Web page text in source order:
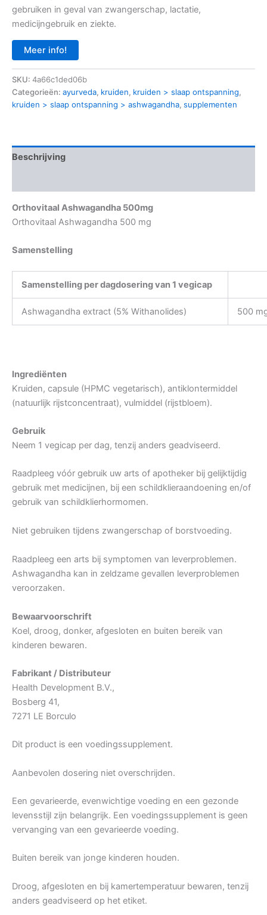
gebruiken in geval van zwangerschap, lactatie,
medicijngebruik en ziekte.
Meer info!
SKU: 4a66c1ded06b
Categorieën: ayurveda, kruiden, kruiden > slaap ontspanning,
kruiden > slaap ontspanning > ashwagandha, supplementen
Beschrijving
Orthovitaal Ashwagandha 500mg
Orthovitaal Ashwagandha 500 mg
Samenstelling
Samenstelling per dagdosering van 1 vegicap
Ashwagandha extract (5% Withanolides) 500
Ingrediënten
Kruiden, capsule (HPMC vegetarisch), antiklontermiddel
(natuurlijk rijstconcentraat), vulmiddel (rijstbloem).
Gebruik
Neem 1 vegicap per dag, tenzij anders geadviseerd.
Raadpleeg vóór gebruik uw arts of apotheker bij gelijktijdig
gebruik met medicijnen, bij een schildklieraandoening en/of
gebruik van schildklierhormomen.
Niet gebruiken tijdens zwangerschap of borstvoeding.
Raadpleeg een arts bij symptomen van leverproblemen.
Ashwagandha kan in zeldzame gevallen leverproblemen
veroorzaken.
Bewaarvoorschrift
Koel, droog, donker, afgesloten en buiten bereik van
kinderen bewaren.
Fabrikant / Distributeur
Health Development B.V.,
Bosberg 41,
7271 LE Borculo
Dit product is een voedingssupplement.
Aanbevolen dosering niet overschrijden.
Een gevarieerde, evenwichtige voeding en een gezonde
levensstijl zijn belangrijk. Een voedingssupplement is geen
vervanging van een gevarieerde voeding.
Buiten bereik van jonge kinderen houden.
Droog, afgesloten en bij kamertemperatuur bewaren, tenzij
anders geadviseerd op het etiket.